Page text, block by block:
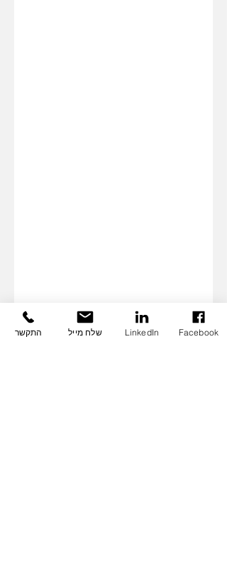
התקשר שלח מייל LinkedIn Facebook